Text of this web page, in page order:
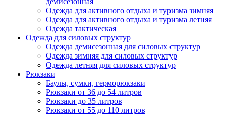
Одежда для активного отдыха и туризма зимняя
Одежда для активного отдыха и туризма летняя
Одежда тактическая
Одежда для силовых структур
Одежда демисезонная для силовых структур
Одежда зимняя для силовых структур
Одежда летняя для силовых структур
Рюкзаки
Баулы, сумки, герморюкзаки
Рюкзаки от 36 до 54 литров
Рюкзаки до 35 литров
Рюкзаки от 55 до 110 литров